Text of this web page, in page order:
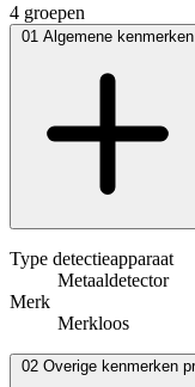
4 groepen
01 Algemene kenmerken
Type detectieapparaat
Metaaldetector
Merk
Merkloos
02 Overige kenmerken